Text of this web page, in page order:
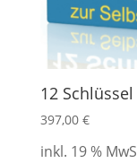
12
397,00 €
inkl. 19 %